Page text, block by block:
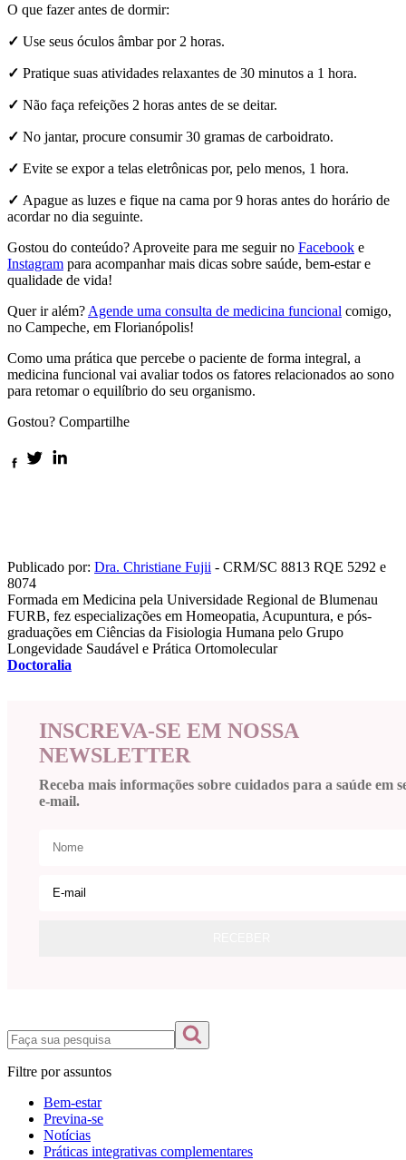
O que fazer antes de dormir:
✓ Use seus óculos âmbar por 2 horas.
✓ Pratique suas atividades relaxantes de 30 minutos a 1 hora.
✓ Não faça refeições 2 horas antes de se deitar.
✓ No jantar, procure consumir 30 gramas de carboidrato.
✓ Evite se expor a telas eletrônicas por, pelo menos, 1 hora.
✓ Apague as luzes e fique na cama por 9 horas antes do horário de
acordar no dia seguinte.
Gostou do conteúdo? Aproveite para me seguir no Facebook e
Instagram para acompanhar mais dicas sobre saúde, bem-estar e
qualidade de vida!
Quer ir além? Agende uma consulta de medicina funcional comigo,
no Campeche, em Florianópolis!
Como uma prática que percebe o paciente de forma integral, a
medicina funcional vai avaliar todos os fatores relacionados ao sono
para retomar o equilíbrio do seu organismo.
Gostou? Compartilhe
Publicado por: Dra. Christiane Fujii - CRM/SC 8813 RQE 5292 e
8074
Formada em Medicina pela Universidade Regional de Blumenau
FURB, fez especializações em Homeopatia, Acupuntura, e pós-
graduações em Ciências da Fisiologia Humana pelo Grupo
Longevidade Saudável e Prática Ortomolecular
Doctoralia
INSCREVA-SE EM NOSSA
NEWSLETTER
Receba mais informações sobre cuidados para a saúde em
e-mail.
Filtre por assuntos
Bem-estar
Previna-se
Notícias
Práticas integrativas complementares